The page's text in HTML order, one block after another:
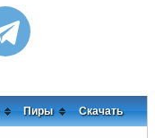
Пиры Скачать